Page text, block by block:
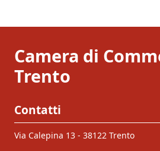
Camera di
Trento
Contatti
Via Calepina 13 - 38122 Trento